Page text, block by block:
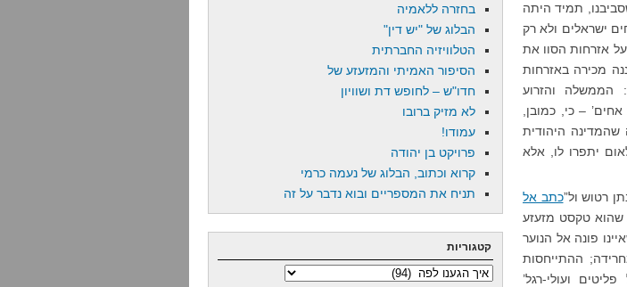
תמיד היתה
ישראלים ולא רק
אזרחות הסוו את
מכירה באזרחות
הממשלה והזרוע
– כי, כמובן,
שהמדינה היהודית
יתפרו לו, אלא
רטוש ול”כתב אל
שהוא טקסט מזעזע
פונה אל הנוער
ההתייחסות
ועולי-רגל’
בחזרה ללאמיה
הבלוג של "יש דין"
הטלוויזיה החברתית
הסיפור האמיתי והמזעזע של
חדו"ש – לחופש דת ושוויון
לא מזיק ברובו
עמודו!
פרויקט בן יהודה
קרוא וכתוב, הבלוג של נעמה כרמי
תניח את המספריים ובוא נדבר על זה
קטגוריות
קטגוריות